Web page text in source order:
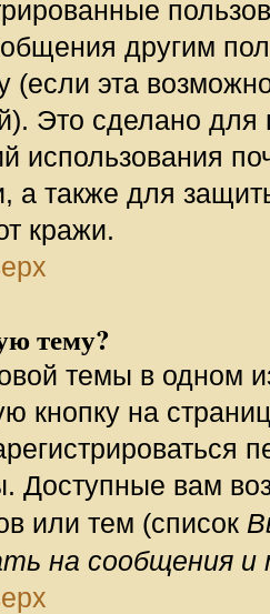
другим
(если эта
Это сделано для
использования
а также для
кражи.
тему?
темы в одном
кнопку на
Доступные вам
или тем (список
на сообщения и